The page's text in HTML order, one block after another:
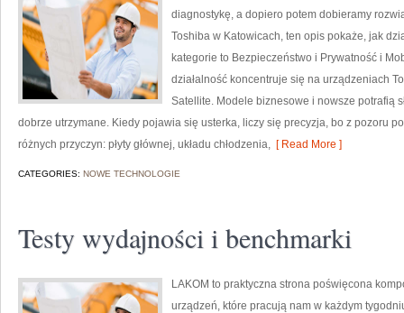
diagnostykę, a dopiero potem dobieramy
Toshiba w Katowicach, ten opis pokaże, jak
kategorie to Bezpieczeństwo i Prywatność i
działalność koncentruje się na urządzeniach
Satellite. Modele biznesowe i nowsze potrafią
dobrze utrzymane. Kiedy pojawia się usterka, liczy się precyzja, bo z pozoru
różnych przyczyn: płyty głównej, układu chłodzenia, [ Read More ]
CATEGORIES: NOWE TECHNOLOGIE
Testy wydajności i benchmarki
LAKOM to praktyczna strona poświęcona
urządzeń, które pracują nam w każdym